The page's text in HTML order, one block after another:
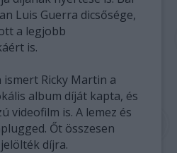
Luis Guerra dicsősége,
a legjobb
is.
Ricky Martin a
album díját kapta, és
videofilm is. A lemez és
Őt összesen
díjra.